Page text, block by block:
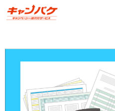
キャン
キャン
周年記念キャン
POSレジ連動